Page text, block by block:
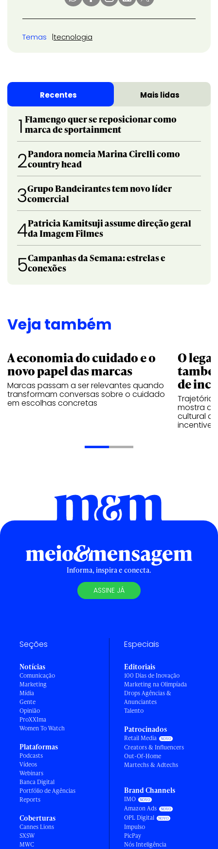
Temas tecnologia
Recentes Mais lidas
1 Flamengo quer se reposicionar como
marca de sportainment
2Pandora nomeia Marina Cirelli como
country head
3Grupo Bandeirantes tem novo líder
comercial
4Patricia Kamitsuji assume direção geral
da Imagem Filmes
5Campanhas da Semana: estrelas e
conexões
Veja também
A economia do cuidado e o
novo papel das marcas
Marcas passam a ser relevantes quando
transformam conversas sobre o cuidado
em escolhas concretas
O
de
Trajetória
mostra
cultural
incentive
Informa, inspira e conecta.
ASSINE JÁ
Seções
Notícias
Comunicação
Marketing
Mídia
Gente
Opinião
ProXXIma
Women To Watch
Plataformas
Podcasts
Vídeos
Webinars
Banca Digital
Portfólio de Agências
Reports
Coberturas
Cannes Lions
SXSW
MWC
Especiais
Editoriais
100 Dias de Inovação
Marketing na Olimpíada
Drops Agências &
Anunciantes
Talento
Patrocinados
Retail Media
Creators & Influencers
Out-Of-Home
Martechs & Adtechs
Brand Channels
IMO
Amazon Ads
OPL Digital
Impulso
PicPay
Nós Inteligência